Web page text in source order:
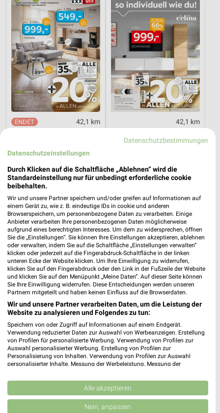
42,1 km 42,1 km
Gültig bis Fr. 14.08.
29,1 km
Speisen Highlight
Gültig bis Mi. 30.09.
29,1 km
Gültig bis Mi. 30.09.
XXXLutz XXXLutz
Datenschutzbestimmungen
Datenschutzeinstellungen
Durch Klicken auf die Schaltfläche „Ablehnen“ wird die
Standardeinstellung nur für unbedingt erforderliche cookie
beibehalten.
Wir und unsere Partner speichern und/oder greifen auf Informationen auf
einem Gerät zu, wie z. B. eindeutige IDs in cookie und anderen
Browserspeichern, um personenbezogene Daten zu verarbeiten. Einige
Anbieter verarbeiten Ihre personenbezogenen Daten möglicherweise
aufgrund eines berechtigten Interesses. Um dem zu widersprechen, öffnen
Sie die „Einstellungen“. Sie können Ihre Einstellungen akzeptieren, ablehnen
oder verwalten, indem Sie auf die Schaltfläche „Einstellungen verwalten“
klicken oder jederzeit auf die Fingerabdruck-Schaltfläche in der linken
unteren Ecke der Website klicken. Um Ihre Einwilligung zu widerrufen,
klicken Sie auf den Fingerabdruck oder den Link in der Fußzeile der Website
und klicken Sie auf den Menüpunkt „Meine Daten“. Auf dieser Seite können
Sie Ihre Einwilligung widerrufen. Diese Entscheidungen werden unseren
Partnern mitgeteilt und haben keinen Einfluss auf die Browserdaten.
Wir und unsere Partner verarbeiten Daten, um die Leistung der
Website zu analysieren und Folgendes zu tun:
Speichern von oder Zugriff auf Informationen auf einem Endgerät.
Verwendung reduzierter Daten zur Auswahl von Werbeanzeigen. Erstellung
von Profilen für personalisierte Werbung. Verwendung von Profilen zur
Auswahl personalisierter Werbung. Erstellung von Profilen zur
Personalisierung von Inhalten. Verwendung von Profilen zur Auswahl
personalisierter Inhalte. Messung der Werbeleistung. Messung der
Kombinationen von Daten aus verschiedenen Quellen. Entwicklung und
Verbesserung der Angebote. Verwendung reduzierter Daten zur Auswahl
von Inhalten.
Daten können außerhalb der Europäischen Union weitergegeben und in die
USA gesendet werden.
Alle akzeptieren
Nein, anpassen